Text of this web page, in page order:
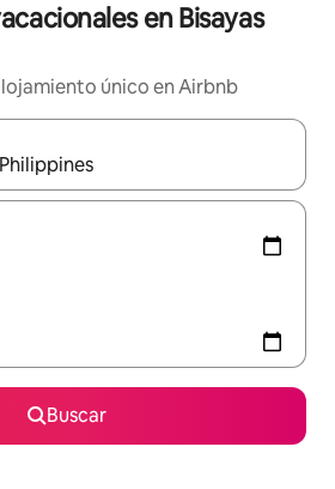
en Bisayas
único en Airbnb
estén disponibles, podrás navegar
Buscar